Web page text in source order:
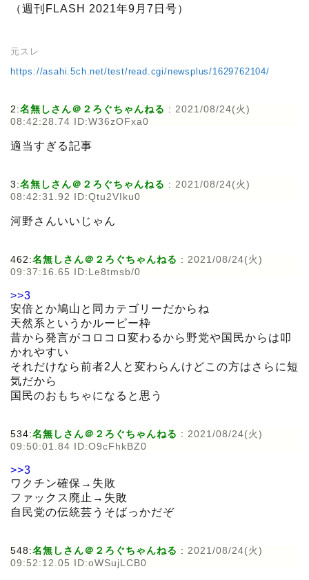
（週刊FLASH 2021年9月7日号）
元スレ
https://asahi.5ch.net/test/read.cgi/newsplus/1629762104/
2:名無しさん＠２ろぐちゃんねる : 2021/08/24(火)
08:42:28.74 ID:W36zOFxa0
適当すぎる記事
3:名無しさん＠２ろぐちゃんねる : 2021/08/24(火)
08:42:31.92 ID:Qtu2VIku0
河野さんいいじゃん
462:名無しさん＠２ろぐちゃんねる : 2021/08/24(火)
09:37:16.65 ID:Le8tmsb/0
>>3
安倍とか鳩山と同カテゴリーだからね
天然系というかルーピー枠
昔から発言がコロコロ変わるから野党や国民からは叩
かれやすい
それだけなら前者2人と変わらんけどこの方はさらに短
気だから
国民のおもちゃになると思う
534:名無しさん＠２ろぐちゃんねる : 2021/08/24(火)
09:50:01.84 ID:O9cFhkBZ0
>>3
ワクチン確保→失敗
ファックス廃止→失敗
自民党の伝統芸うそばっかだぞ
548:名無しさん＠２ろぐちゃんねる : 2021/08/24(火)
09:52:12.05 ID:oWSujLCB0